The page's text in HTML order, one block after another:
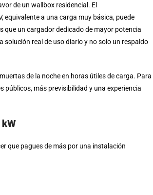
de un wallbox residencial. El
equivalente a una carga muy básica, puede
que un cargador dedicado de mayor potencia
solución real de uso diario y no solo un respaldo
de la noche en horas útiles de carga. Para
más previsibilidad y una experiencia
que pagues de más por una instalación